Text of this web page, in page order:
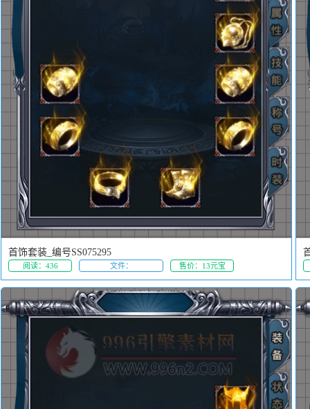
首饰套装_编号SS075295
阅读：436 文件： 售价：13元宝